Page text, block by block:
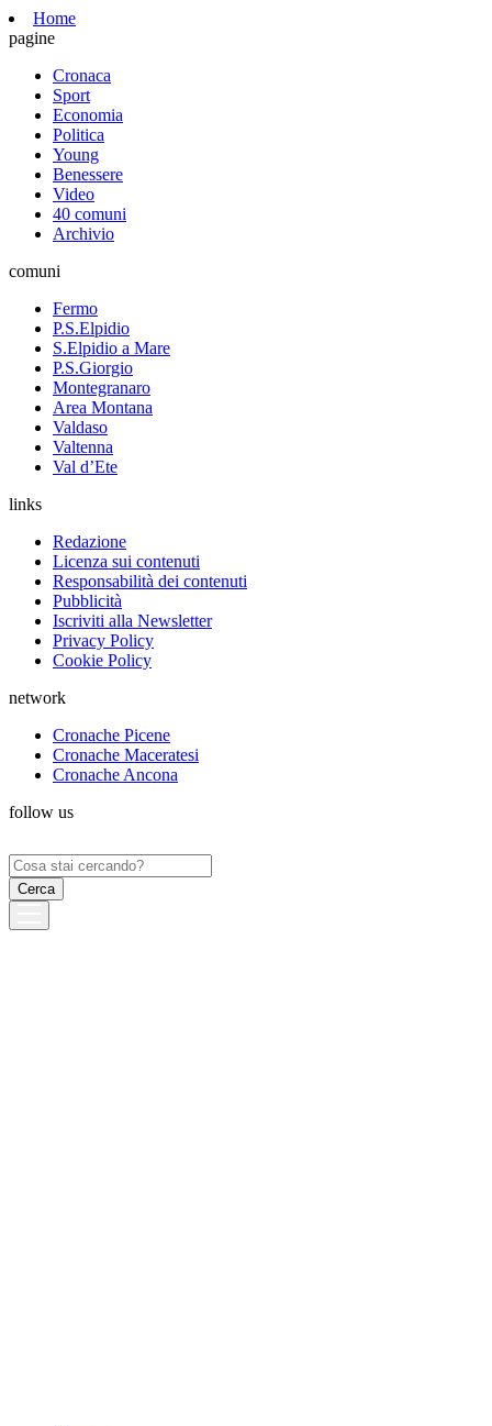
Home
pagine
Cronaca
Sport
Economia
Politica
Young
Benessere
Video
40 comuni
Archivio
comuni
Fermo
P.S.Elpidio
S.Elpidio a Mare
P.S.Giorgio
Montegranaro
Area Montana
Valdaso
Valtenna
Val d’Ete
links
Redazione
Licenza sui contenuti
Responsabilità dei contenuti
Pubblicità
Iscriviti alla Newsletter
Privacy Policy
Cookie Policy
network
Cronache Picene
Cronache Maceratesi
Cronache Ancona
follow us
Ricerca
per: